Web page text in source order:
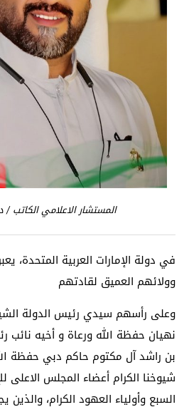
المستشار الاعلامي الكاتب/
في دولة الإمارات العربية المتحدة،
وولائهم العميق لقادتهم
وعلى رأسهم سيدي رئيس الدولة
نهيان حفظة الله ورعاة و أخيه نائب
بن راشد آل مكتوم حاكم دبي حفظة
شيوخنا الكرام أعضاء المجلس الاعلى
السبع وأولياء العهود الكرام،